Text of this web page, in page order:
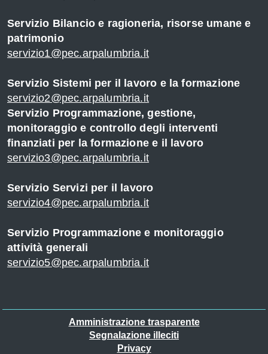
Servizio Bilancio e ragioneria, risorse umane e
patrimonio
servizio1@pec.arpalumbria.it
Servizio Sistemi per il lavoro e la formazione
servizio2@pec.arpalumbria.it
Servizio Programmazione, gestione,
monitoraggio e controllo degli interventi
finanziati per la formazione e il lavoro
servizio3@pec.arpalumbria.it
Servizio Servizi per il lavoro
servizio4@pec.arpalumbria.it
Servizio Programmazione e monitoraggio
attività generali
servizio5@pec.arpalumbria.it
Amministrazione trasparente
Segnalazione illeciti
Privacy